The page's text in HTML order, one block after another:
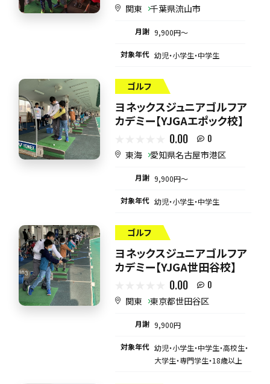
関東 千葉県流山市
月謝 9,900円〜
対象年代 幼児・小学生・中学生
ゴルフ
ヨネックスジュニアゴルフア
カデミー【YJGAエポック校】
0.00 0
東海 愛知県名古屋市港区
月謝 9,900円〜
対象年代 幼児・小学生・中学生
ゴルフ
ヨネックスジュニアゴルフア
カデミー【YJGA世田谷校】
0.00 0
関東 東京都世田谷区
月謝 9,900円
対象年代 幼児・小学生・中学生・高校生・
大学生・専門学生・18歳以上